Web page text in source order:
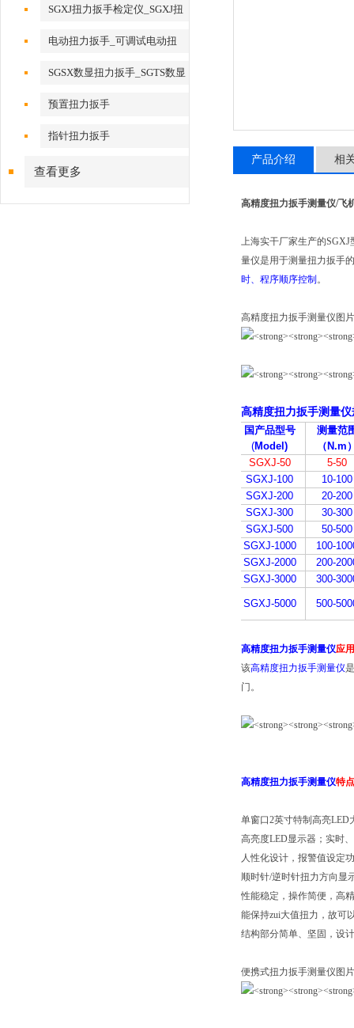
SGXJ扭力扳手检定仪_SGXJ扭
矩扳手检定仪
电动扭力扳手_可调试电动扭
SGSX数显扭力扳手_SGTS数显
扭力扳手
预置扭力扳手
指针扭力扳手
查看更多
产品介绍 相
高精度扭力扳手测量仪/飞
上海实干厂家生产的
量仪是用于测量扭力扳手
时、程序顺序控制 。
高精度扭力扳手测量仪图片
高精度扭力扳手测量仪
国产品型号
(Model)
测量范
（N.m
SGXJ-50
5-50
SGXJ-100
10-100
SGXJ-200
20-200
SGXJ-300
30-300
SGXJ-500
50-500
SGXJ-1000
100-
SGXJ-2000
200-
SGXJ-3000
300-
SGXJ-5000 500-
高精度扭力扳手测量仪应用
该高精度扭力扳手测量仪
门。
高精度扭力扳手测量仪特点
单窗口2英寸特制高亮LED
高亮度LED显示器；实时
人性化设计，报警值设定
顺时针/逆时针扭力方向显
性能稳定，操作简便，高
能保持zui大值扭力，故可
结构部分简单、坚固，设
便携式扭力扳手测量仪图片